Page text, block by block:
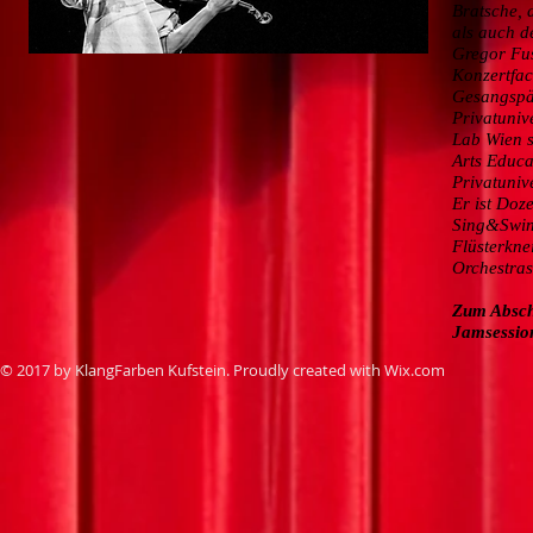
Bratsche,
als auch
Gregor
Lab Wien
Arts
Er ist
Zum
© 2017 by KlangFarben Kufstein. Proudly created with Wix.com